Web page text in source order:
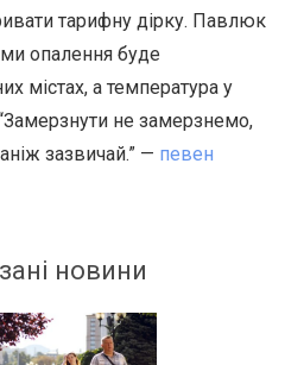
тарифну дірку. Павлюк
опалення буде
містах, а температура у
не замерзнемо,
зазвичай.” — певен
новини